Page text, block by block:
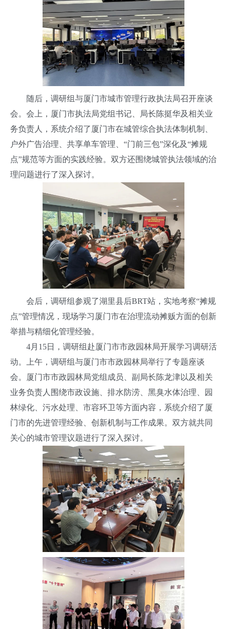
随后，调研组与厦门市城市管理行政执法局召开座谈
会。会上，厦门市执法局党组书记、局长陈挺华及相关业
务负责人，系统介绍了厦门市在城管综合执法体制机制、
户外广告治理、共享单车管理、“门前三包”深化及“摊规
点”规范等方面的实践经验。双方还围绕城管执法领域的治
理问题进行了深入探讨。
会后，调研组参观了湖里县后BRT站，实地考察“摊规
点”管理情况，现场学习厦门市在治理流动摊贩方面的创新
举措与精细化管理经验。
4月15日，调研组赴厦门市市政园林局开展学习调研活
动。上午，调研组与厦门市市政园林局举行了专题座谈
会。厦门市市政园林局党组成员、副局长陈龙津以及相关
业务负责人围绕市政设施、排水防涝、黑臭水体治理、园
林绿化、污水处理、市容环卫等方面内容，系统介绍了厦
门市的先进管理经验、创新机制与工作成果。双方就共同
关心的城市管理议题进行了深入探讨。